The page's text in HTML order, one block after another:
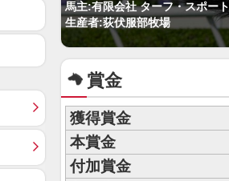
馬主:有限会社 ターフ・スポート
生産者:荻伏服部牧場
賞金
獲得賞金
本賞金
付加賞金